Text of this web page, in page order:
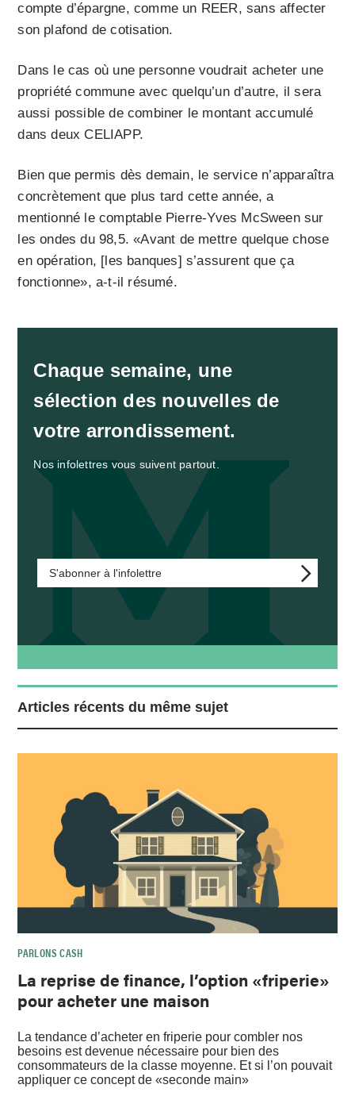
compte d’épargne, comme un REER, sans affecter
son plafond de cotisation.
Dans le cas où une personne voudrait acheter une
propriété commune avec quelqu’un d’autre, il sera
aussi possible de combiner le montant accumulé
dans deux CELIAPP.
Bien que permis dès demain, le service n’apparaîtra
concrètement que plus tard cette année, a
mentionné le comptable Pierre-Yves McSween sur
les ondes du 98,5. «Avant de mettre quelque chose
en opération, [les banques] s’assurent que ça
fonctionne», a-t-il résumé.
Chaque semaine, une
sélection des nouvelles de
votre arrondissement.
Nos infolettres vous suivent partout.
S'abonner à l'infolettre
Articles récents du même sujet
PARLONS CASH
La reprise de finance, l’option «friperie»
pour acheter une maison
La tendance d’acheter en friperie pour combler nos
besoins est devenue nécessaire pour bien des
consommateurs de la classe moyenne. Et si l’on pouvait
appliquer ce concept de «seconde main»